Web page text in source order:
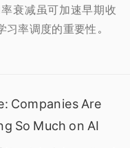
衰减虽可加速早期收
习率调度的重要性。
Companies Are
So Much on AI